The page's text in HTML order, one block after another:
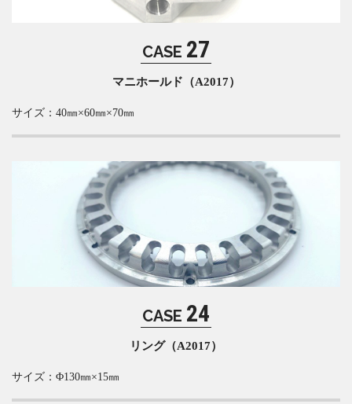
CASE 27
マニホールド（A2017）
サイズ：40㎜×60㎜×70㎜
CASE 24
リング（A2017）
サイズ：Φ130㎜×15㎜